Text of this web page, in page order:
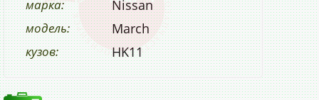
марка: Nissan
модель: March
кузов: HK11